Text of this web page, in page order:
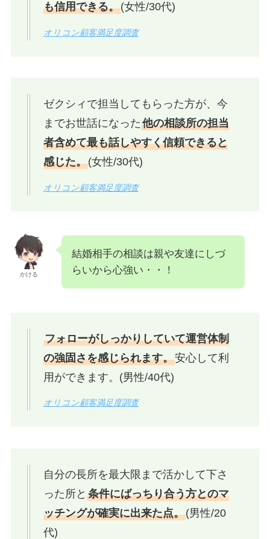
も信用できる。(女性/30代)
オリコン顧客満足度調査
ゼクシィで担当してもらった方が、今
までお世話になった他の相談所の担当
者含めて最も話しやすく信頼できると
感じた。(女性/30代)
オリコン顧客満足度調査
かける
結婚相手の相談は親や友達にしづ
らいから心強い・・！
フォローがしっかりしていて運営体制
の強固さを感じられます。安心して利
用ができます。(男性/40代)
オリコン顧客満足度調査
自分の長所を最大限まで活かして下さ
った所と 条件にばっちり合う方とのマ
ッチングが確実に出来た点。(男性/20
代)